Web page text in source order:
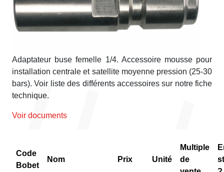
Adaptateur buse femelle 1/4. Accessoire mousse pour
installation centrale et satellite moyenne pression (25-30
bars). Voir liste des différents accessoires sur notre fiche
technique.
Voir documents
Code
Bobet
Nom Prix Unité
Multiple
de